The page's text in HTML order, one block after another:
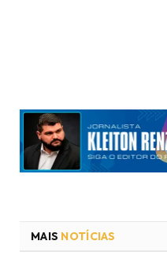
MAIS NOTÍCIAS